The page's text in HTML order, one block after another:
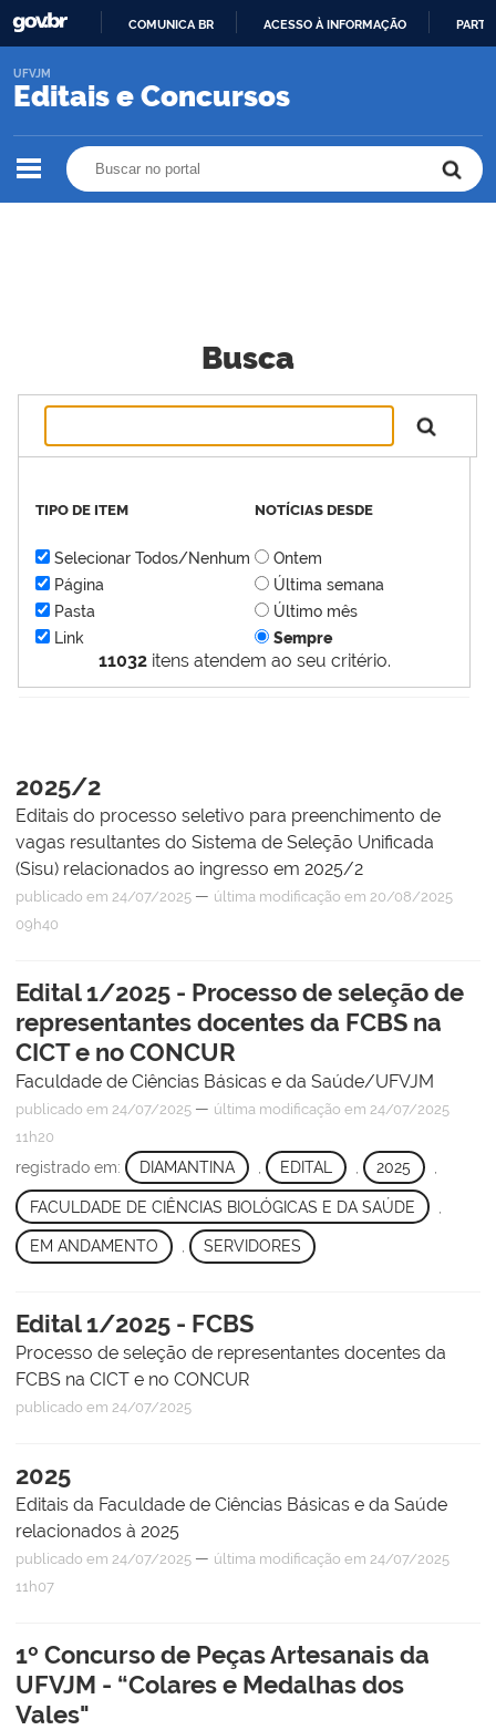
O
COMUNICA BR ACESSO À INFORMAÇÃO
Editais e Concursos
UFVJM
Busca
11032itens atendem ao seu critério.
TIPO DE ITEM
Selecionar Todos/Nenhum
Página
Pasta
Link
NOTÍCIAS DESDE
Ontem
Última semana
Último mês
Sempre
2025/2
Editais do processo seletivo para preenchimento de
vagas resultantes do Sistema de Seleção Unificada
(Sisu) relacionados ao ingresso em 2025/2
publicado em 24/07/2025 — última modificação em 20/08/2025
09h40
Edital 1/2025 - Processo de seleção de
representantes docentes da FCBS na
CICT e no CONCUR
Faculdade de Ciências Básicas e da Saúde/UFVJM
publicado em 24/07/2025 — última modificação em 24/07/2025
11h20
registrado em: DIAMANTINA EDITAL 2025
FACULDADE DE CIÊNCIAS BIOLÓGICAS E DA SAÚDE
EM ANDAMENTO , SERVIDORES
Edital 1/2025 - FCBS
Processo de seleção de representantes docentes da
FCBS na CICT e no CONCUR
publicado em 24/07/2025
2025
Editais da Faculdade de Ciências Básicas e da Saúde
relacionados à 2025
publicado em 24/07/2025 — última modificação em 24/07/2025
11h07
1º Concurso de Peças Artesanais da
UFVJM - “Colares e Medalhas dos
Vales"